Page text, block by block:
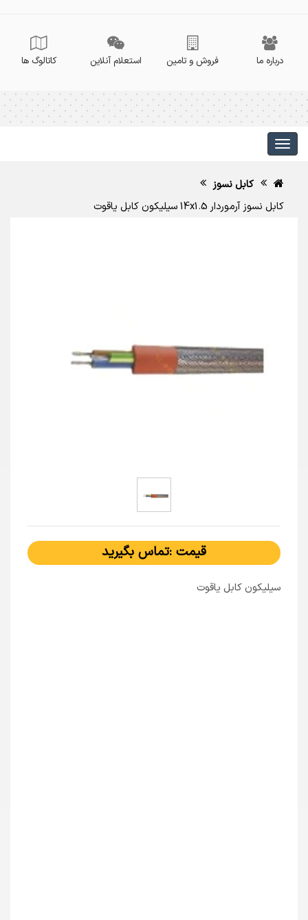
درباره ما فروش و تامین استعلام آنلاین کاتالوگ ها
کابل نسوز
کابل نسوز آرموردار 14x1.5 سیلیکون کابل یاقوت
قیمت :تماس بگیرید
سیلیکون کابل یاقوت